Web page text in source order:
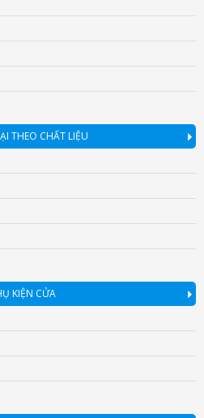
THEO CHẤT LIỆU
KIỆN CỬA